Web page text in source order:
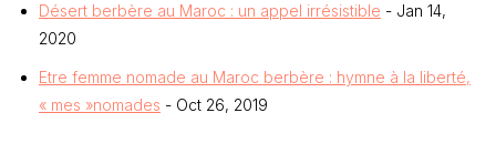
Désert berbère au Maroc : un appel irrésistible - Jan 14,
2020
Etre femme nomade au Maroc berbère : hymne à la liberté,
« mes »nomades - Oct 26, 2019